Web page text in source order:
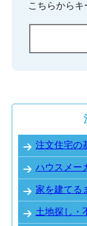
こちらから
注文住宅の
ハウスメー
家を建てる
土地探し・